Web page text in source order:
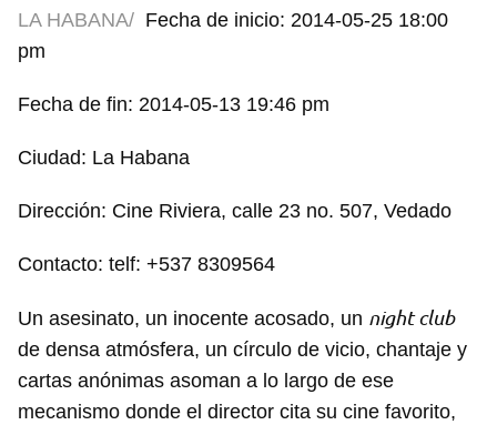
LA HABANA/ Fecha de inicio: 2014-05-25 18:00
pm
Fecha de fin: 2014-05-13 19:46 pm
Ciudad: La Habana
Dirección: Cine Riviera, calle 23 no. 507, Vedado
Contacto: telf: +537 8309564
Un asesinato, un inocente acosado, un night club
de densa atmósfera, un círculo de vicio, chantaje y
cartas anónimas asoman a lo largo de ese
mecanismo donde el director cita su cine favorito,